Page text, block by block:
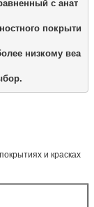
с анат
покрыти
низкому веа
и красках